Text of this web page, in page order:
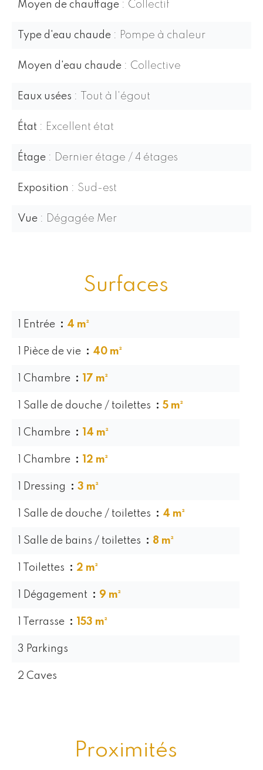
Moyen de chauffage Collectif
Type d'eau chaude Pompe à chaleur
Moyen d'eau chaude Collective
Eaux usées Tout à l'égout
État Excellent état
Étage Dernier étage / 4 étages
Exposition Sud-est
Vue Dégagée Mer
Surfaces
1 Entrée 4 m²
1 Pièce de vie 40 m²
1 Chambre 17 m²
1 Salle de douche / toilettes 5 m²
1 Chambre 14 m²
1 Chambre 12 m²
1 Dressing 3 m²
1 Salle de douche / toilettes 4 m²
1 Salle de bains / toilettes 8 m²
1 Toilettes 2 m²
1 Dégagement 9 m²
1 Terrasse 153 m²
3 Parkings
2 Caves
Proximités